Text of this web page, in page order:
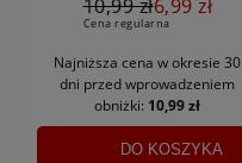
10,99 zł
Cena regularna
6,99 zł
Najniższa cena w okresie 30
dni przed wprowadzeniem
obniżki: 10,99 zł
DO KOSZYKA